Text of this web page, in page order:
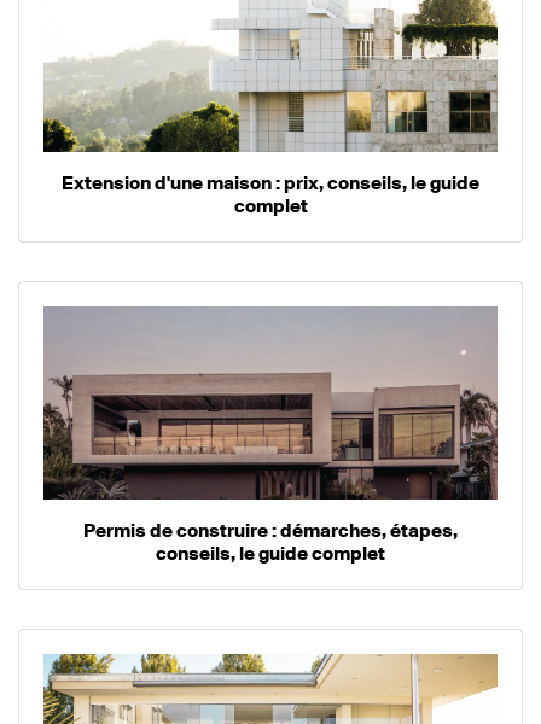
Extension d'une maison : prix, conseils, le guide
complet
Permis de construire : démarches, étapes,
conseils, le guide complet